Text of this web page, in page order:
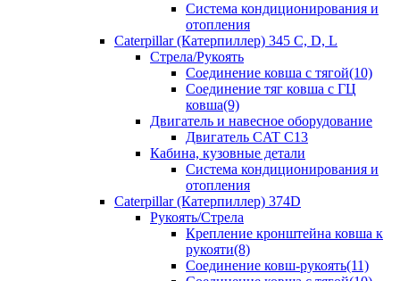
Система кондиционирования и
отопления
Caterpillar (Катерпиллер) 345 C, D, L
Стрела/Рукоять
Соединение ковша с тягой(10)
Соединение тяг ковша с ГЦ
ковша(9)
Двигатель и навесное оборудование
Двигатель CAT C13
Кабина, кузовные детали
Система кондиционирования и
отопления
Caterpillar (Катерпиллер) 374D
Рукоять/Стрела
Крепление кронштейна ковша к
рукояти(8)
Соединение ковш-рукоять(11)